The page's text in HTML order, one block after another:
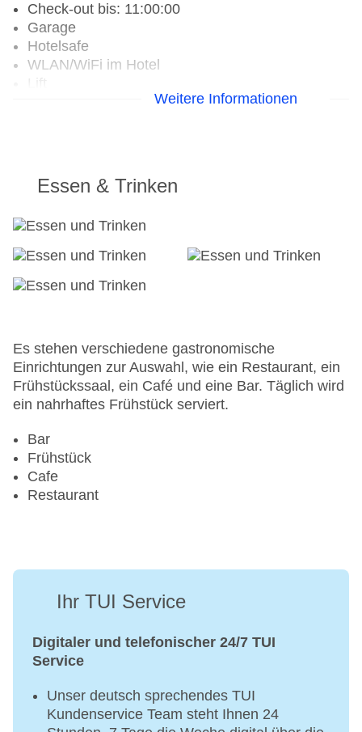
Check-out bis: 11:00:00
Garage
Hotelsafe
WLAN/WiFi im Hotel
Lift
Anzahl der Aufzüge: 1
Gesamtanzahl der Zimmer: 49
Zahlungsarten: American Express, EC Maestro,
Landeskategorie: 3 Sterne
Weitere Informationen
Essen & Trinken
Es stehen verschiedene gastronomische
Einrichtungen zur Auswahl, wie ein Restaurant, ein
Frühstückssaal, ein Café und eine Bar. Täglich wird
ein nahrhaftes Frühstück serviert.
Bar
Frühstück
Cafe
Restaurant
Ihr TUI Service
Digitaler und telefonischer 24/7 TUI
Service
Unser deutsch sprechendes TUI
Kundenservice Team steht Ihnen 24